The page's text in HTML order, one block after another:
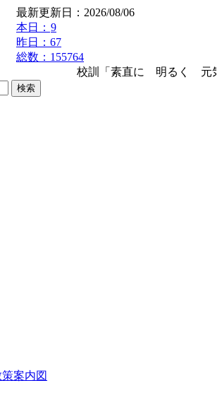
最新更新日：2026/08/06
本日： 9
昨日：67
総数：155764
校訓「素直に 明るく 元気
案内図